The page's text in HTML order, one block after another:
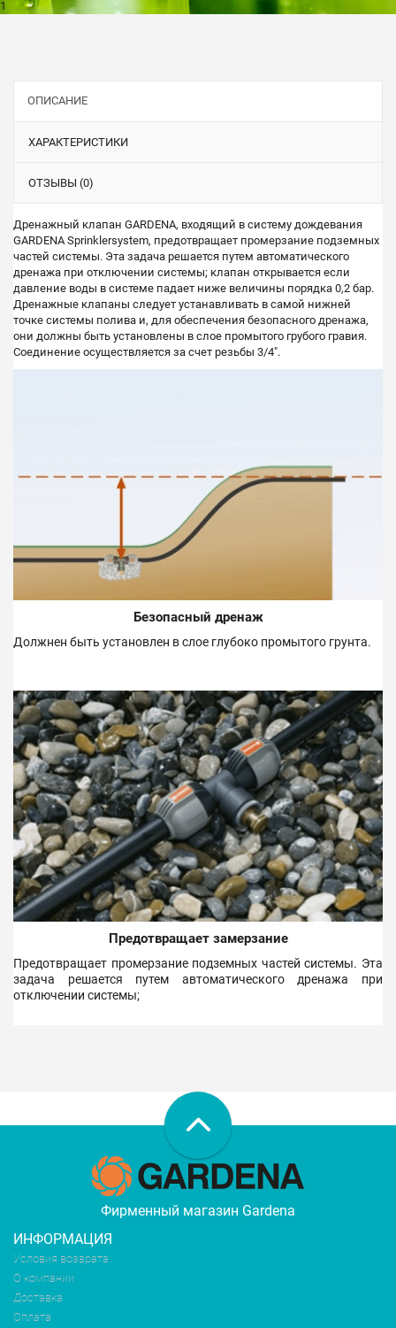
1
ОПИСАНИЕ
ХАРАКТЕРИСТИКИ
ОТЗЫВЫ (0)
Дренажный клапан GARDENA, входящий в систему дождевания
GARDENA Sprinklersystem, предотвращает промерзание подземных
частей системы. Эта задача решается путем автоматического
дренажа при отключении системы; клапан открывается если
давление воды в системе падает ниже величины порядка 0,2 бар.
Дренажные клапаны следует устанавливать в самой нижней
точке системы полива и, для обеспечения безопасного дренажа,
они должны быть установлены в слое промытого грубого гравия.
Соединение осуществляется за счет резьбы 3/4".
Безопасный дренаж
Должнен быть установлен в слое глубоко промытого грунта.
Предотвращает замерзание
Предотвращает промерзание подземных частей системы. Эта
задача решается путем автоматического дренажа при
отключении системы;
Фирменный магазин Gardena
ИНФОРМАЦИЯ
Условия возврата
О компании
Доставка
Оплата